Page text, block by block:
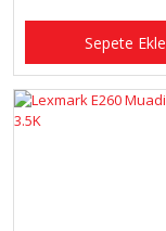
Sepete Ekle